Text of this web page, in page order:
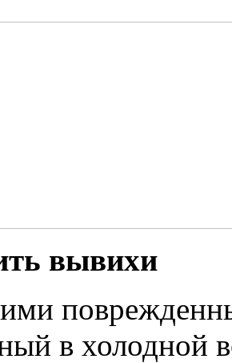
вывихи
в холодной